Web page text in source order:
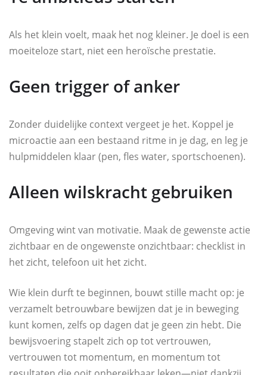
Als het klein voelt, maak het nog kleiner. Je doel is een
moeiteloze start, niet een heroïsche prestatie.
Geen trigger of anker
Zonder duidelijke context vergeet je het. Koppel je
microactie aan een bestaand ritme in je dag, en leg je
hulpmiddelen klaar (pen, fles water, sportschoenen).
Alleen wilskracht gebruiken
Omgeving wint van motivatie. Maak de gewenste actie
zichtbaar en de ongewenste onzichtbaar: checklist in
het zicht, telefoon uit het zicht.
Wie klein durft te beginnen, bouwt stille macht op: je
verzamelt betrouwbare bewijzen dat je in beweging
kunt komen, zelfs op dagen dat je geen zin hebt. Die
bewijsvoering stapelt zich op tot vertrouwen,
vertrouwen tot momentum, en momentum tot